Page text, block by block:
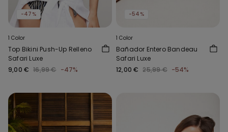
-47%
1 Color
Top Bikini Push-Up Relleno
Safari Luxe
9,00 € 16,99 € -47%
-54%
1 Color
Bañador Entero Bandeau
Safari Luxe
12,00 € 25,99 € -54%